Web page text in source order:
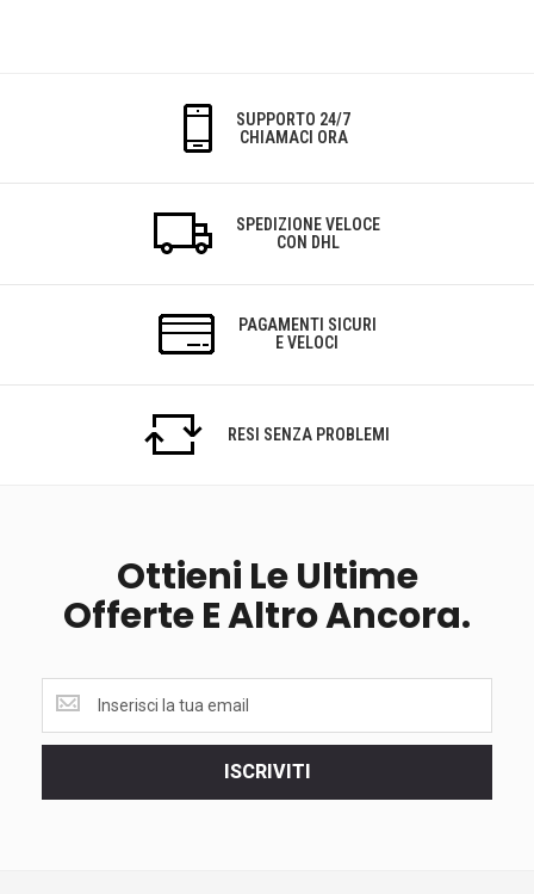
SUPPORTO 24/7
CHIAMACI ORA
SPEDIZIONE VELOCE
CON DHL
PAGAMENTI SICURI
E VELOCI
RESI SENZA PROBLEMI
Ottieni Le Ultime
Offerte E Altro Ancora.
ultime
ISCRIVITI